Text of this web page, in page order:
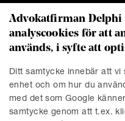
KONTAKT
Stockholm
Presskontakt
Linköping
Advokatfirman Delphi
analyscookies för att
används, i syfte att
Ditt samtycke innebär att
enhet och om hur du
med det som Google
samtycke genom att t.ex.